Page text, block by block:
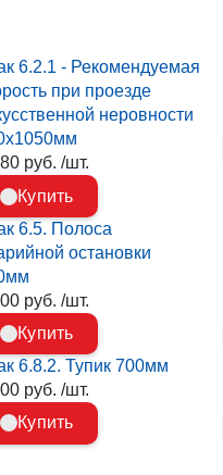
6.2.1 - Рекомендуемая
при проезде
неровности
руб. /шт.
Купить
6.5. Полоса
остановки
руб. /шт.
Купить
6.8.2. Тупик 700мм
руб. /шт.
Купить